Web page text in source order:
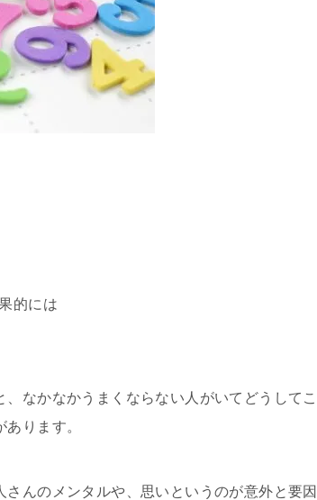
的には
なかなかうまくならない人がいてどうしてこ
ります。
んのメンタルや、思いというのが意外と要因